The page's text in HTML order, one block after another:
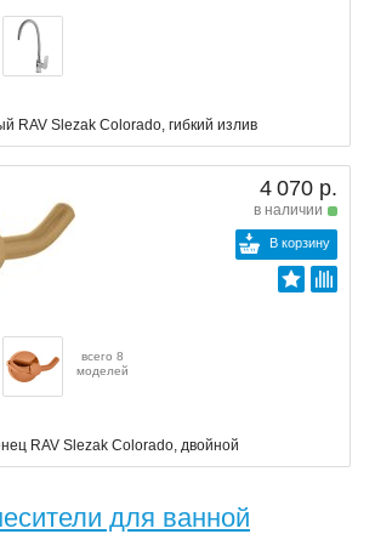
RAV Slezak Colorado, гибкий излив
4 070 р.
в наличии
В корзину
всего 8
моделей
RAV Slezak Colorado, двойной
для ванной